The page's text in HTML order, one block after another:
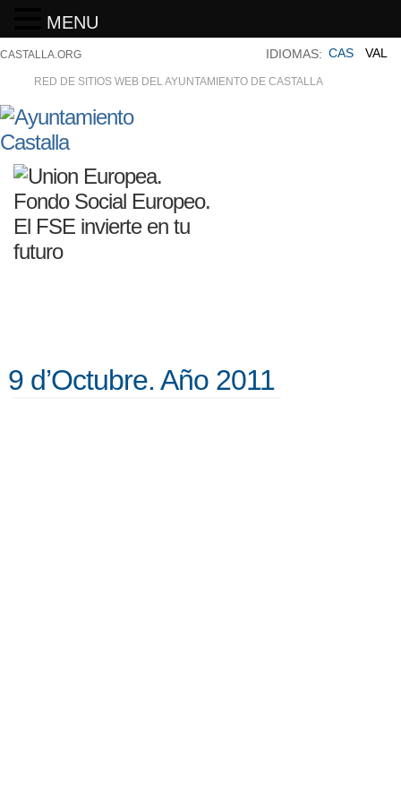
CASTALLA.ORG
RED DE SITIOS WEB DEL AYUNTAMIENTO DE CASTALLA
IDIOMAS: CAS VAL
9 d’Octubre. Año 2011
MENU